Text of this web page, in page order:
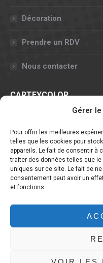
Gérer
Pour offrir les meilleures
telles que les cookies pour
appareils. Le fait de consentir à
traiter des données telles que
uniques sur ce site. Le fait de
consentement peut avoir un
et fonctions.
Décoration
Prendre un RDV
Nous contacter
CARTEYCOLOR
11, rue Claude Chappe -
Nous contacter
Fr. (+33) 3 72 60 14 60
Lux. (+352) 661 151 554
Par e-mail
Facebook
YouTubeInstagram
new